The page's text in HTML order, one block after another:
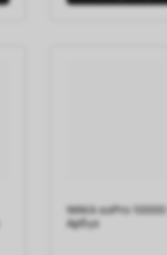
WAKA soPro 10000 -
Арбуз